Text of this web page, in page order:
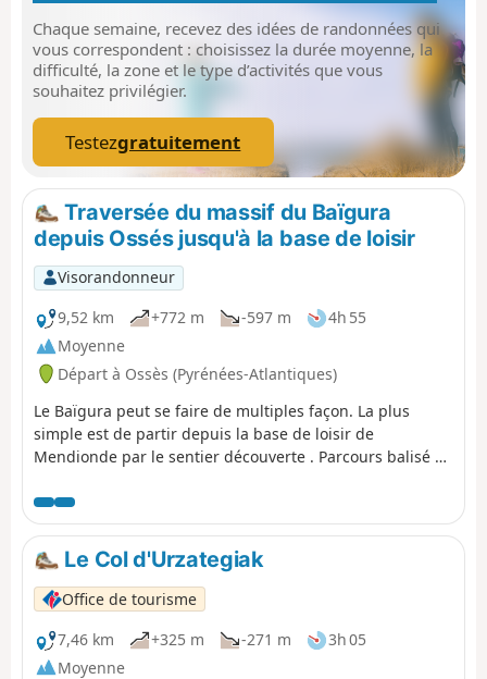
Chaque semaine, recevez des idées de randonnées qui
vous correspondent : choisissez la durée moyenne, la
difficulté, la zone et le type d’activités que vous
souhaitez privilégier.
Testezgratuitement
Traversée du massif du Baïgura
depuis Ossés jusqu'à la base de loisir
Visorandonneur
9,52 km
+772 m -597 m
4h 55
Moyenne
Départ à Ossès (Pyrénées-Atlantiques)
Le Baïgura peut se faire de multiples façon. La plus
simple est de partir depuis la base de loisir de
Mendionde par le sentier découverte . Parcours balisé et
traversée entièrement du massif du Sud au Nord en
partant d'Ossès. Pour cela, il faudra deux voitures. À
mon goût des chemins beaucoup plus variés très peu
pratiqués , nombreux en balcon avec de magnifiques
vues sur les montagnes et villages du Pays Basque.
Le Col d'Urzategiak
Office de tourisme
7,46 km
+325 m -271 m
3h 05
Moyenne